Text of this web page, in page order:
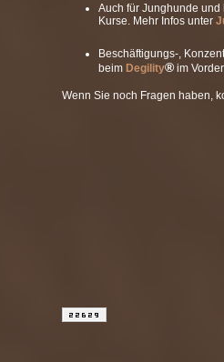
Auch für Junghunde
Kurse. Mehr Infos unter
Beschäftigungs-,
beim Degility® im
Wenn Sie noch Fragen haben,